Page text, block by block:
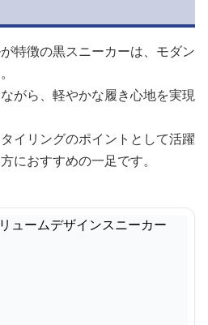
特徴の黒スニーカーは、モダン
がら、軽やかな履き心地を実現
イリングのポイントとして活躍
におすすめの一足です。